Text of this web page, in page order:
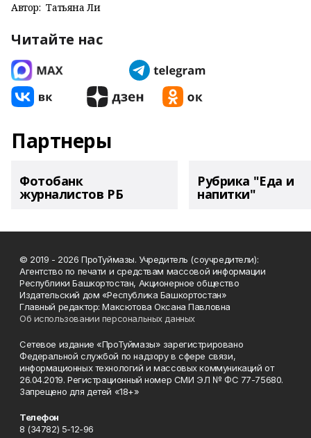
Автор: Татьяна Ли
Читайте нас
Партнеры
Фотобанк
журналистов РБ
Рубрика "Еда и
напитки"
© 2019 - 2026 ПроТуймазы. Учредитель (соучредители):
Агентство по печати и средствам массовой информации
Республики Башкортостан, Акционерное общество
Издательский дом «Республика Башкортостан»
Главный редактор: Максютова Оксана Павловна
Об использовании персональных данных
Сетевое издание «ПроТуймазы» зарегистрировано
Федеральной службой по надзору в сфере связи,
информационных технологий и массовых коммуникаций от
26.04.2019. Регистрационный номер СМИ ЭЛ № ФС 77-75680.
Запрещено для детей «18+»
Телефон
8 (34782) 5-12-96